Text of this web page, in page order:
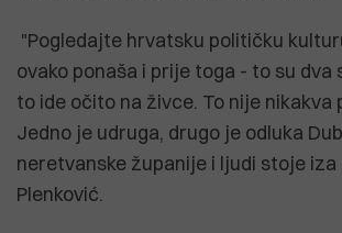
"Pogledajte hrvatsku političku
ovako ponaša i prije toga - to su dva
to ide očito na živce. To nije nikakva
Jedno je udruga, drugo je odluka
neretvanske županije i ljudi stoje
Plenković.